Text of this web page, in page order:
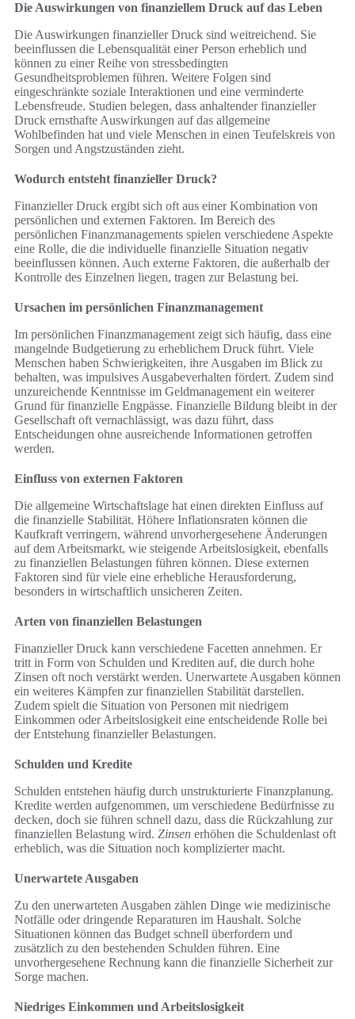
Die Auswirkungen von finanziellem Druck auf das Leben
Die Auswirkungen finanzieller Druck sind weitreichend. Sie
beeinflussen die Lebensqualität einer Person erheblich und
können zu einer Reihe von stressbedingten
Gesundheitsproblemen führen. Weitere Folgen sind
eingeschränkte soziale Interaktionen und eine verminderte
Lebensfreude. Studien belegen, dass anhaltender finanzieller
Druck ernsthafte Auswirkungen auf das allgemeine
Wohlbefinden hat und viele Menschen in einen Teufelskreis von
Sorgen und Angstzuständen zieht.
Wodurch entsteht finanzieller Druck?
Finanzieller Druck ergibt sich oft aus einer Kombination von
persönlichen und externen Faktoren. Im Bereich des
persönlichen Finanzmanagements spielen verschiedene Aspekte
eine Rolle, die die individuelle finanzielle Situation negativ
beeinflussen können. Auch externe Faktoren, die außerhalb der
Kontrolle des Einzelnen liegen, tragen zur Belastung bei.
Ursachen im persönlichen Finanzmanagement
Im persönlichen Finanzmanagement zeigt sich häufig, dass eine
mangelnde Budgetierung zu erheblichem Druck führt. Viele
Menschen haben Schwierigkeiten, ihre Ausgaben im Blick zu
behalten, was impulsives Ausgabeverhalten fördert. Zudem sind
unzureichende Kenntnisse im Geldmanagement ein weiterer
Grund für finanzielle Engpässe. Finanzielle Bildung bleibt in der
Gesellschaft oft vernachlässigt, was dazu führt, dass
Entscheidungen ohne ausreichende Informationen getroffen
werden.
Einfluss von externen Faktoren
Die allgemeine Wirtschaftslage hat einen direkten Einfluss auf
die finanzielle Stabilität. Höhere Inflationsraten können die
Kaufkraft verringern, während unvorhergesehene Änderungen
auf dem Arbeitsmarkt, wie steigende Arbeitslosigkeit, ebenfalls
zu finanziellen Belastungen führen können. Diese externen
Faktoren sind für viele eine erhebliche Herausforderung,
besonders in wirtschaftlich unsicheren Zeiten.
Arten von finanziellen Belastungen
Finanzieller Druck kann verschiedene Facetten annehmen. Er
tritt in Form von Schulden und Krediten auf, die durch hohe
Zinsen oft noch verstärkt werden. Unerwartete Ausgaben können
ein weiteres Kämpfen zur finanziellen Stabilität darstellen.
Zudem spielt die Situation von Personen mit niedrigem
Einkommen oder Arbeitslosigkeit eine entscheidende Rolle bei
der Entstehung finanzieller Belastungen.
Schulden und Kredite
Schulden entstehen häufig durch unstrukturierte Finanzplanung.
Kredite werden aufgenommen, um verschiedene Bedürfnisse zu
decken, doch sie führen schnell dazu, dass die Rückzahlung zur
finanziellen Belastung wird. Zinsen erhöhen die Schuldenlast oft
erheblich, was die Situation noch komplizierter macht.
Unerwartete Ausgaben
Zu den unerwarteten Ausgaben zählen Dinge wie medizinische
Notfälle oder dringende Reparaturen im Haushalt. Solche
Situationen können das Budget schnell überfordern und
zusätzlich zu den bestehenden Schulden führen. Eine
unvorhergesehene Rechnung kann die finanzielle Sicherheit zur
Sorge machen.
Niedriges Einkommen und Arbeitslosigkeit